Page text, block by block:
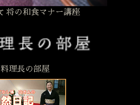
将の和食マナー講座
料理長の部屋